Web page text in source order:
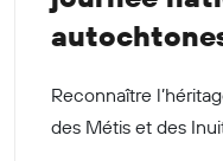
Reconnaître
des Métis et des